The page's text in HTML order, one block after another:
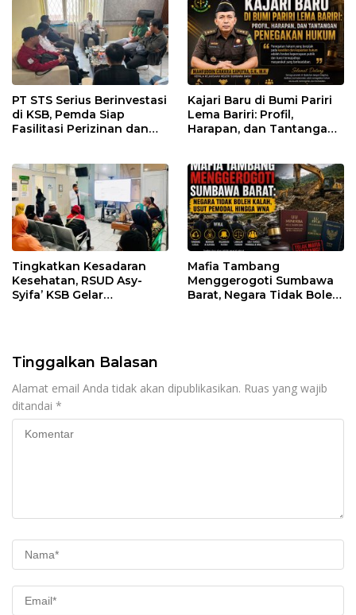
PT STS Serius Berinvestasi
di KSB, Pemda Siap
Fasilitasi Perizinan dan
Kajari Baru di Bumi Pariri
Lema Bariri: Profil,
Harapan, dan Tantangan
Tingkatkan Kesadaran
Kesehatan, RSUD Asy-
Syifa’ KSB Gelar
Mafia Tambang
Menggerogoti Sumbawa
Barat, Negara Tidak Boleh
Tinggalkan Balasan
Alamat email Anda tidak akan dipublikasikan. Ruas yang wajib
ditandai *